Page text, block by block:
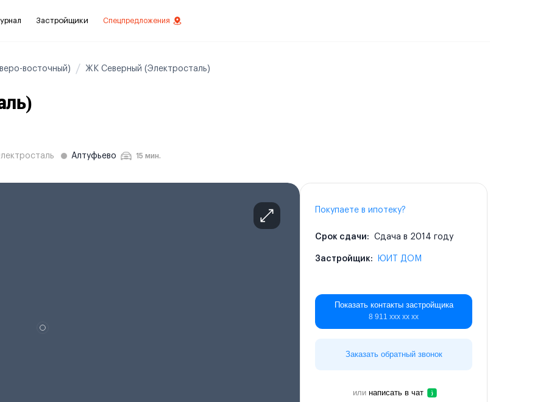
Застройщики Спецпредложения
восточный) ЖК Северный (Электросталь)
Алтуфьево 15 мин.
Покупаете в ипотеку?
Срок сдачи: Сдача в 2014 году
Застройщик: ЮИТ ДОМ
Показать контакты застройщика
8 911 ххх хх хх
Заказать обратный звонок
или написать в чат